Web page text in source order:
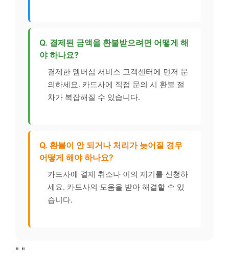
Q. 결제된 금액을 환불받으려면 어떻게 해
야 하나요?
결제한 멤버십 서비스 고객센터에 먼저 문
의하세요. 카드사에 직접 문의 시 환불 절
차가 복잡해질 수 있습니다.
Q. 환불이 안 되거나 처리가 늦어질 경우
어떻게 해야 하나요?
카드사에 결제 취소나 이의 제기를 신청하
세요. 카드사의 도움을 받아 해결할 수 있
습니다.
" "